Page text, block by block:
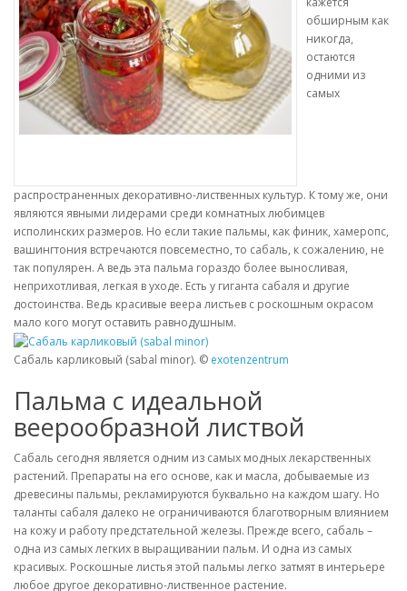
обширным как
никогда,
остаются
одними из
самых
распространенных декоративно-лиственных культур. К тому же, они
являются явными лидерами среди комнатных любимцев
исполинских размеров. Но если такие пальмы, как финик, хамеропс,
вашингтония встречаются повсеместно, то сабаль, к сожалению, не
так популярен. А ведь эта пальма гораздо более выносливая,
неприхотливая, легкая в уходе. Есть у гиганта сабаля и другие
достоинства. Ведь красивые веера листьев с роскошным окрасом
мало кого могут оставить равнодушным.
Сабаль карликовый (sabal minor). © exotenzentrum
Пальма с идеальной
веерообразной листвой
Сабаль сегодня является одним из самых модных лекарственных
растений. Препараты на его основе, как и масла, добываемые из
древесины пальмы, рекламируются буквально на каждом шагу. Но
таланты сабаля далеко не ограничиваются благотворным влиянием
на кожу и работу предстательной железы. Прежде всего, сабаль –
одна из самых легких в выращивании пальм. И одна из самых
красивых. Роскошные листья этой пальмы легко затмят в интерьере
любое другое декоративно-лиственное растение.